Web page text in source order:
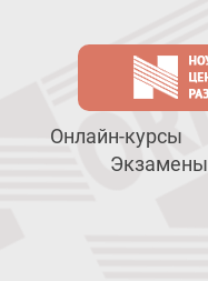
Онлайн-курсы
Экзамены